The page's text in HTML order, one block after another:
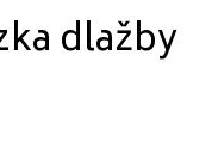
dlažby